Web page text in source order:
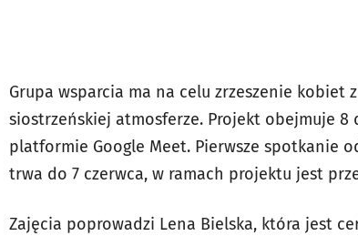
Grupa wsparcia ma na celu zrzeszenie kobiet
siostrzeńskiej atmosferze. Projekt obejmuje
platformie Google Meet. Pierwsze spotkanie
trwa do 7 czerwca, w ramach projektu jest
Zajęcia poprowadzi Lena Bielska, która jest